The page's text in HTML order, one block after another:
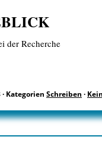
der Recherche
· Kategorien Schreiben ·